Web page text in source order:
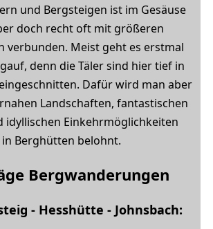
und Bergsteigen ist im Gesäuse
doch recht oft mit größeren
verbunden. Meist geht es erstmal
denn die Täler sind hier tief in
Dafür wird man aber
Landschaften, fantastischen
idyllischen Einkehrmöglichkeiten
Berghütten belohnt.
Bergwanderungen
- Hesshütte - Johnsbach: